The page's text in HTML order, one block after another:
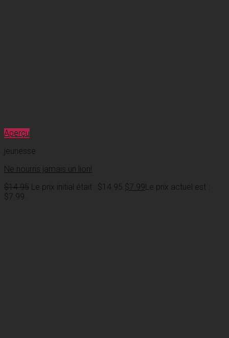
Aperçu
jeunesse
Ne nourris jamais un lion!
$14.95 Le prix initial était : $14.95. $7.99Le prix actuel est :
$7.99.